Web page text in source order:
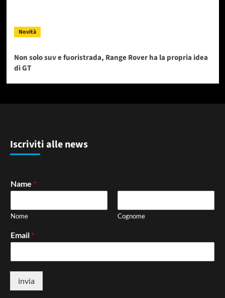
Novità
Non solo suv e fuoristrada, Range Rover ha la propria idea
di GT
Iscriviti alle news
Name *
Nome Cognome
Email *
invia